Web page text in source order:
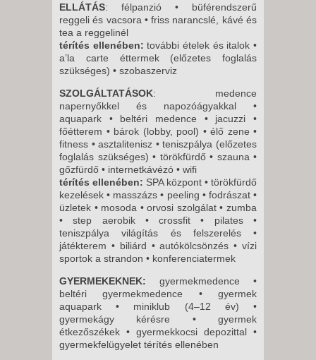
ELLÁTÁS: félpanzió • büférendszerű
reggeli és vacsora • friss narancslé, kávé és
tea a reggelinél
térítés ellenében: további ételek és italok •
a’la carte éttermek (előzetes foglalás
szükséges) • szobaszerviz
SZOLGÁLTATÁSOK: medence
napernyőkkel és napozóágyakkal •
aquapark • beltéri medence • jacuzzi •
főétterem • bárok (lobby, pool) • élő zene •
fitness • asztalitenisz • teniszpálya (előzetes
foglalás szükséges) • törökfürdő • szauna •
gőzfürdő • internetkávézó • wifi
térítés ellenében: SPA központ • törökfürdő
kezelések • masszázs • peeling • fodrászat •
üzletek • mosoda • orvosi szolgálat • zumba
• step aerobik • crossfit • pilates •
teniszpálya világítás és felszerelés •
játékterem • biliárd • autókölcsönzés • vízi
sportok a strandon • konferenciatermek
GYERMEKEKNEK: gyermekmedence •
beltéri gyermekmedence • gyermek
aquapark • miniklub (4–12 év) •
gyermekágy kérésre • gyermek
étkezőszékek • gyermekkocsi depozittal •
gyermekfelügyelet térítés ellenében